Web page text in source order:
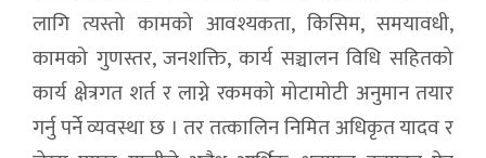
लागि त्यस्तो कामको आवश्यकता, किसिम, समयावधी,
कामको गुणस्तर, जनशक्ति, कार्य सञ्चालन विधि सहितको
कार्य क्षेत्रगत शर्त र लाग्ने रकमको मोटामोटी अनुमान तयार
गर्नु पर्ने व्यवस्था छ । तर तत्कालिन निमित अधिकृत यादव र